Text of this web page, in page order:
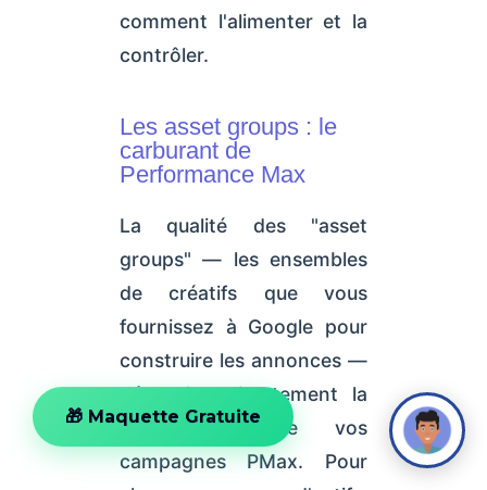
comment l'alimenter et la
contrôler.
Les asset groups : le
carburant de
Performance Max
La qualité des "asset
groups" — les ensembles
de créatifs que vous
fournissez à Google pour
construire les annonces —
détermine directement la
performance de vos
campagnes PMax. Pour
🎁 Maquette Gratuite